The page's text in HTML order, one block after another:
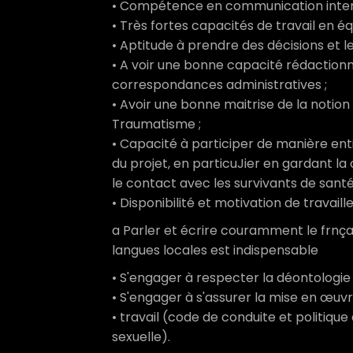
• Compétence en communication
• Très fortes capacités de travail en
• Aptitude à prendre des décisions et
• A voir une bonne capacité
correspondances administratives ;
• Avoir une bonne maitrise de la
Traumatisme ;
• Capacité à participer de manière
du projet, en particuJier en gardant
le contact avec les survivants de
• Disponibilité et motivation de
a Parler et écrire couramment le
langues locales est indispensable
• S'engager à respecter la
• S'engager à s'assurer la mise en
• travail (code de conduite et
sexuelle).